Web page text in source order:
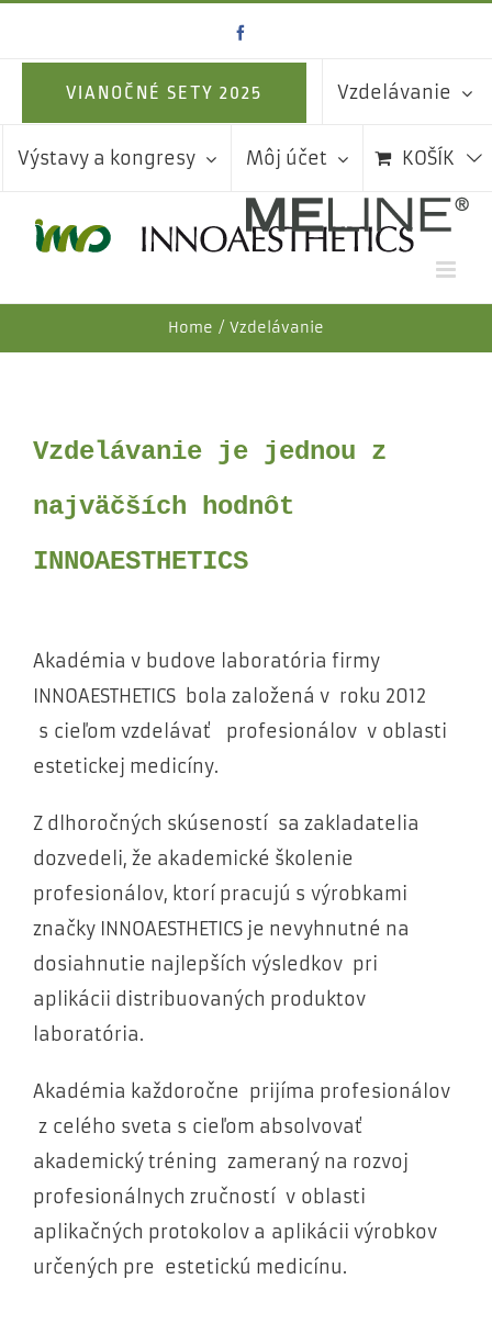
contentVIANOČNÉ SETY 2025 Vzdelávanie
Výstavy a kongresy Môj účet KOŠÍK
Home Vzdelávanie
Vzdelávanie je jednou z
najväčších hodnôt
INNOAESTHETICS
Akadémia v budove laboratória firmy
INNOAESTHETICS bola založená v roku 2012
s cieľom vzdelávať profesionálov v oblasti
estetickej medicíny.
Z dlhoročných skúseností sa zakladatelia
dozvedeli, že akademické školenie
profesionálov, ktorí pracujú s výrobkami
značky INNOAESTHETICS je nevyhnutné na
dosiahnutie najlepších výsledkov pri
aplikácii distribuovaných produktov
laboratória.
Akadémia každoročne prijíma profesionálov
z celého sveta s cieľom absolvovať
akademický tréning zameraný na rozvoj
profesionálnych zručností v oblasti
aplikačných protokolov a aplikácii výrobkov
určených pre estetickú medicínu.